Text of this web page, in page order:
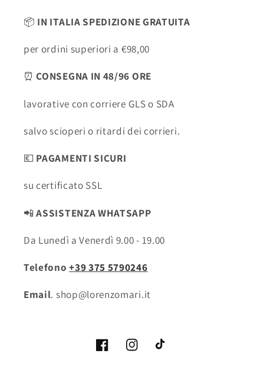
📦 IN ITALIA SPEDIZIONE GRATUITA
per ordini superiori a €98,00
⏰CONSEGNA IN 48/96 ORE
lavorative con corriere GLS o SDA
salvo scioperi o ritardi dei corrieri.
💶 PAGAMENTI SICURI
su certificato SSL
📲ASSISTENZA WHATSAPP
Da Lunedì a Venerdì 9.00 - 19.00
Telefono+39 375 5790246
Email. shop@lorenzomari.it
FacebookInstagramTikTok